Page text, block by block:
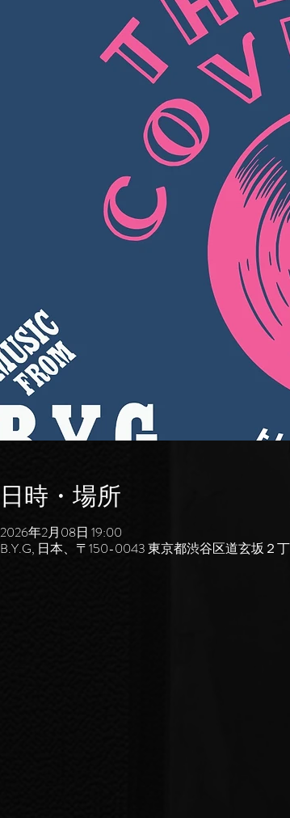
日時・場所
2026年2月08日 19:00
B.Y.G, 日本、〒150-0043 東京都渋谷区道玄坂２